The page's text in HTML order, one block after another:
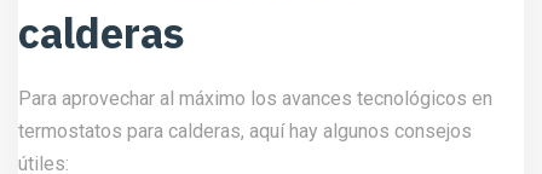
calderas
Para aprovechar al máximo los avances tecnológicos en
termostatos para calderas, aquí hay algunos consejos
útiles: